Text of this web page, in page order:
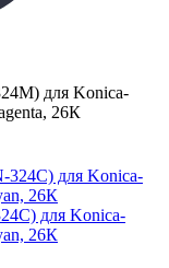
для Konica-
26К
для Konica-
26К